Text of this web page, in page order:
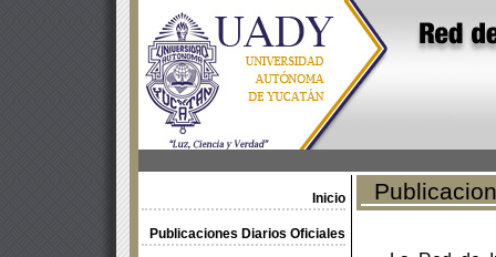
Inicio
Publicaciones Diarios Oficiales